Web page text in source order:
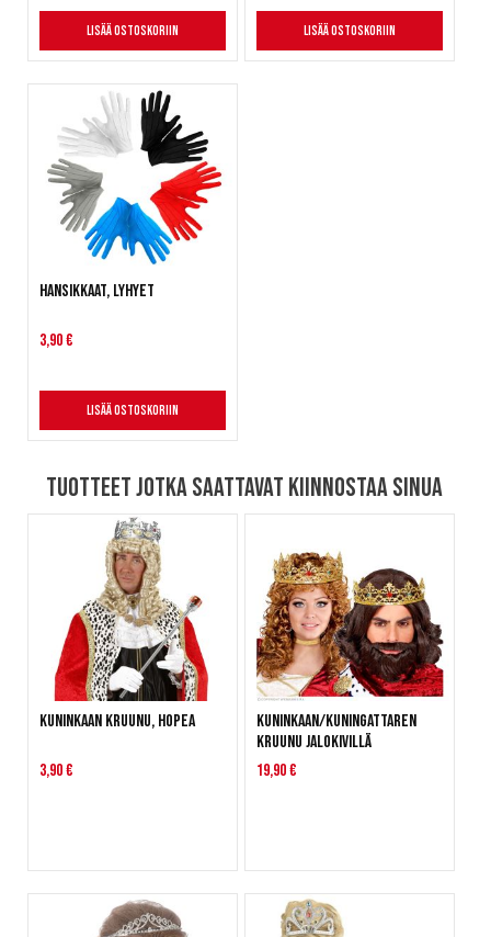
Lisää ostoskoriin Lisää ostoskoriin
Hansikkaat, lyhyet
3,90 €
Lisää ostoskoriin
Tuotteet jotka saattavat kiinnostaa sinua
Kuninkaan kruunu, hopea
3,90 €
Kuninkaan/kuningattaren
kruunu jalokivillä
19,90 €